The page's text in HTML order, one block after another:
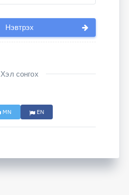
Нэвтрэх
Хэл сонгох
MN EN